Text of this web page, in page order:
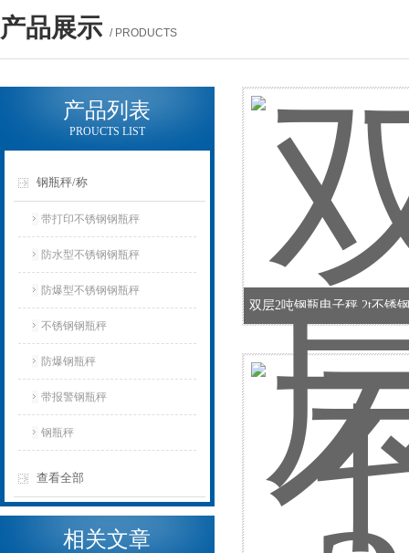
产品展示 / PRODUCTS
产品列表
PROUCTS LIST
钢瓶秤/称
带打印不锈钢钢瓶秤
防水型不锈钢钢瓶秤
防爆型不锈钢钢瓶秤
不锈钢钢瓶秤
防爆钢瓶秤
带报警钢瓶秤
钢瓶秤
查看全部
相关文章
双层2吨钢瓶电子秤 2t不锈